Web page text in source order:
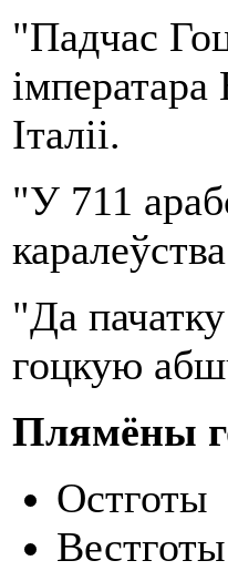
"Падчас
Італіі.
"У 711
"Да
гоцкую
Плямёны г
Остготы
Вестготы